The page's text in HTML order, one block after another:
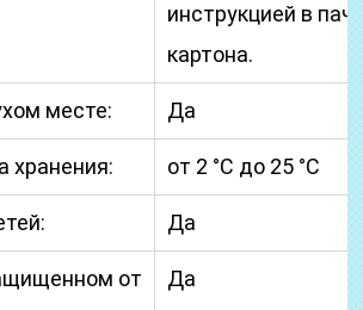
инструкцией в
картона.
месте: Да
хранения: от 2 °C до 25 °C
Да
от
Да